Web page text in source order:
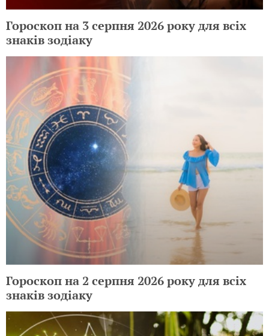
Гороскоп на 3 серпня 2026 року для всіх
знаків зодіаку
Гороскоп на 2 серпня 2026 року для всіх
знаків зодіаку